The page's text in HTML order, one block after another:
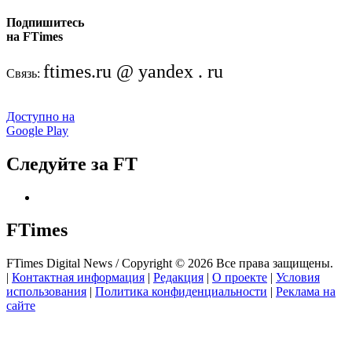
Подпишитесь
на FTimes
Связь: ftimes.ru @ yandex . ru
Доступно на
Google Play
Следуйте за FT
FTimes
FTimes Digital News / Copyright © 2026 Все права защищены.
| Контактная информация | Редакция | О проекте | Условия
использования | Политика конфиденциальности | Реклама на
сайте